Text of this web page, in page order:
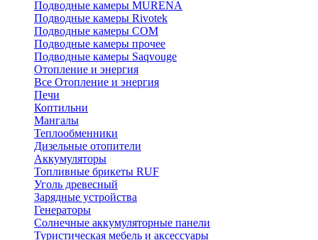
Подводные камеры MURENA
Подводные камеры Rivotek
Подводные камеры СОМ
Подводные камеры прочее
Подводные камеры Saqvouge
Отопление и энергия
Все Отопление и энергия
Печи
Коптильни
Мангалы
Теплообменники
Дизельные отопители
Аккумуляторы
Топливные брикеты RUF
Уголь древесный
Зарядные устройства
Генераторы
Солнечные аккумуляторные панели
Туристическая мебель и аксессуары